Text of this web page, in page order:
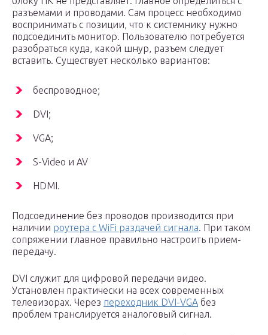
разъемами и проводами. Сам процесс необходимо
воспринимать с позиции, что к системнику нужно
подсоединить монитор. Пользователю потребуется
разобраться куда, какой шнур, разъем следует
вставить. Существует несколько вариантов:
беспроводное;
DVI;
VGA;
S-Video и AV
HDMI.
Подсоединение без проводов производится при
наличии роутера с WiFi раздачей сигнала. При таком
сопряжении главное правильно настроить прием-
передачу.
DVI служит для цифровой передачи видео.
Установлен практически на всех современных
телевизорах. Через переходник DVI-VGA без
проблем транслируется аналоговый сигнал.